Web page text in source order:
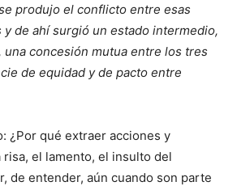
produjo el conflicto entre esas
de ahí surgió un estado intermedio,
una concesión mutua entre los tres
de equidad y de pacto entre
¿Por qué extraer acciones y
el lamento, el insulto del
de entender, aún cuando son parte